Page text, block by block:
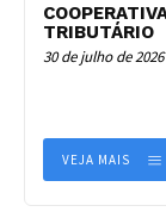
TRIBUTÁRIO
30 de julho de 2026
VEJA MAIS